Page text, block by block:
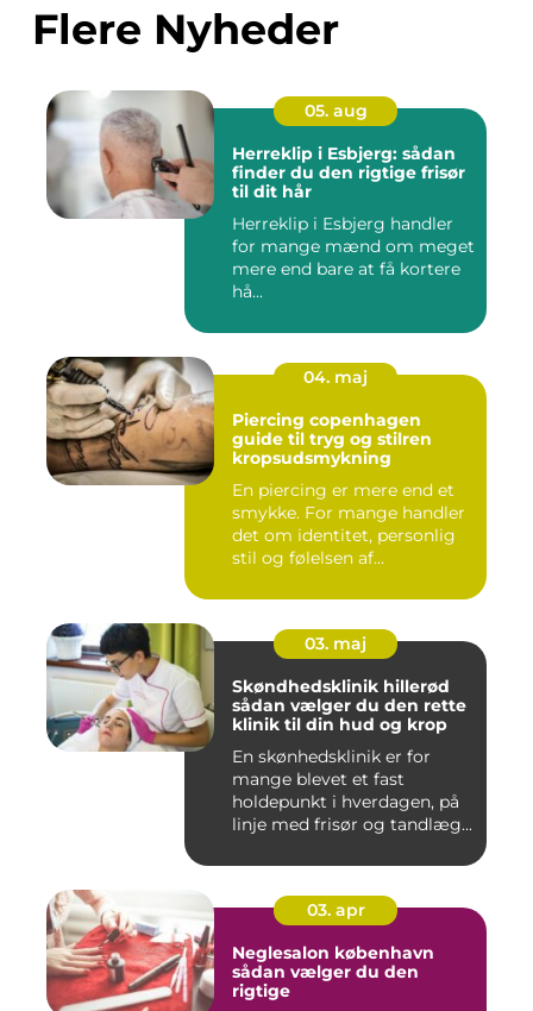
Flere Nyheder
05. aug
Herreklip i Esbjerg: sådan
finder du den rigtige frisør
til dit hår
Herreklip i Esbjerg handler
for mange mænd om meget
mere end bare at få kortere
hå...
04. maj
Piercing copenhagen
guide til tryg og stilren
kropsudsmykning
En piercing er mere end et
smykke. For mange handler
det om identitet, personlig
stil og følelsen af...
03. maj
Skøndhedsklinik hillerød
sådan vælger du den rette
klinik til din hud og krop
En skønhedsklinik er for
mange blevet et fast
holdepunkt i hverdagen, på
linje med frisør og tandlæg...
03. apr
Neglesalon københavn
sådan vælger du den
rigtige